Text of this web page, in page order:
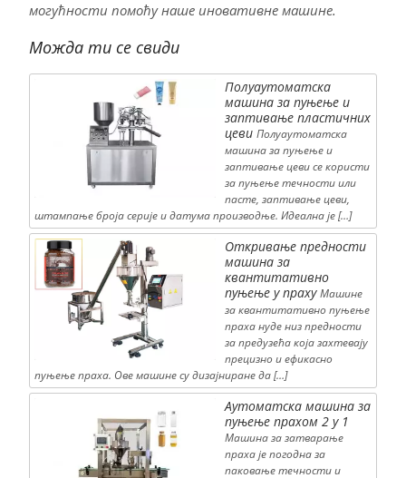
могућности помоћу наше иновативне машине.
Можда ти се свиди
Полуаутоматска
машина за пуњење и
заптивање пластичних
цеви Полуаутоматска
машина за пуњење и
заптивање цеви се користи
за пуњење течности или
пасте, заптивање цеви,
штампање броја серије и датума производње. Идеална је […]
Откривање предности
машина за
квантитативно
пуњење у праху Машине
за квантитативно пуњење
праха нуде низ предности
за предузећа која захтевају
прецизно и ефикасно
пуњење праха. Ове машине су дизајниране да […]
Аутоматска машина за
пуњење прахом 2 у 1
Машина за затварање
праха је погодна за
паковање течности и